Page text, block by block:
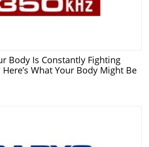
Body Is Constantly Fighting
What Your Body Might Be